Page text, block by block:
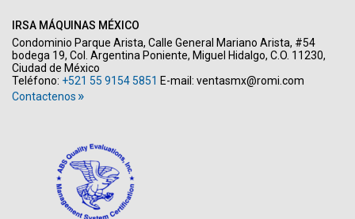
IRSA MÁQUINAS MÉXICO
Condominio Parque Arista, Calle General Mariano Arista, #54
bodega 19, Col. Argentina Poniente, Miguel Hidalgo, C.O. 11230,
Ciudad de México
Teléfono: +521 55 9154 5851 E-mail: ventasmx@romi.com
Contactenos